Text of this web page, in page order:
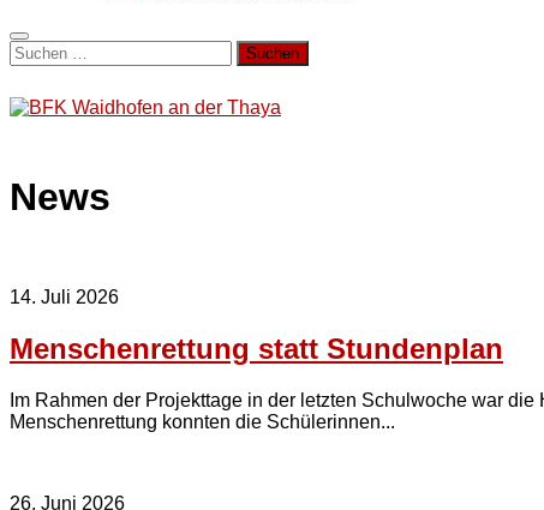
Suchen
nach:
News
14. Juli 2026
Menschenrettung statt Stundenplan
Im Rahmen der Projekttage in der letzten Schulwoche war
Menschenrettung konnten die Schülerinnen...
26. Juni 2026